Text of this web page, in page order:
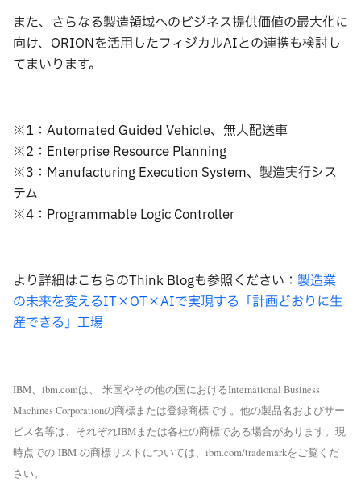
また、さらなる製造領域へのビジネス提供価値の最大化に
向け、ORIONを活用したフィジカルAIとの連携も検討し
てまいります。
※1：Automated Guided Vehicle、無人配送車
※2：Enterprise Resource Planning
※3：Manufacturing Execution System、製造実行シス
テム
※4：Programmable Logic Controller
より詳細はこちらのThink Blogも参照ください： 製造業
の未来を変えるIT×OT×AIで実現する「計画どおりに生
産できる」工場
IBM、 ibm.comは、 米国やその他の国におけるInternational Business
Machines Corporationの商標または登録商標です。他の製品名およびサー
ビス名等は、それぞれIBMまたは各社の商標である場合があります。現
時点での IBM の商標リストについては、 ibm.com/trademarkをご覧くだ
さい。